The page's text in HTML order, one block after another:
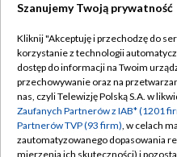
Abonament TVP
Emisja w TVP
Centrum informacji TVP
Polityka
Szanujemy Twoją prywatność
Kliknij "Akceptuję i przechodzę do
korzystanie z technologii
dostęp do informacji na Twoim
przechowywanie oraz na
nas, czyli Telewizję Polską S.A. w
Zaufanych Partnerów z IAB* (1201
Partnerów TVP (93 firm), w celach
zautomatyzowanego dopasowania
mierzenia ich skuteczności) i